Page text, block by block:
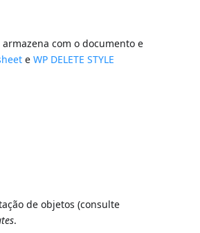
com o documento e
eWP DELETE STYLE
de objetos (consulte
.